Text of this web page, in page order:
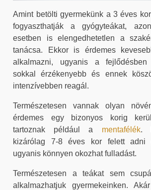
Amint betölti gyermekünk a 3 éves
fogyaszthatják a gyógyteákat,
esetben is elengedhetetlen a
tanácsa. Ekkor is érdemes
alkalmazni, ugyanis a
sokkal érzékenyebb és ennek
intenzívebben reagál.
Természetesen vannak olyan
érdemes egy bizonyos korig
tartoznak például a mentafélék.
kizárólag 7-8 éves kor felett adni
ugyanis könnyen okozhat fulladást.
Természetesen a teákat sem
alkalmazhatjuk gyermekeinken.